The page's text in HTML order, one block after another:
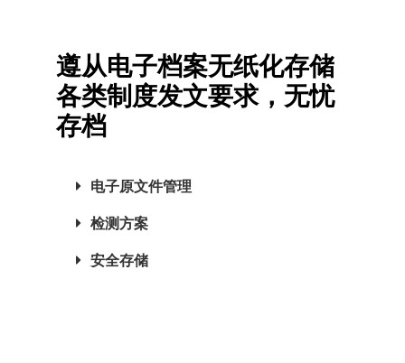
遵从电子档案无纸化存储
各类制度发文要求，无忧
存档
电子原文件管理
检测方案
安全存储